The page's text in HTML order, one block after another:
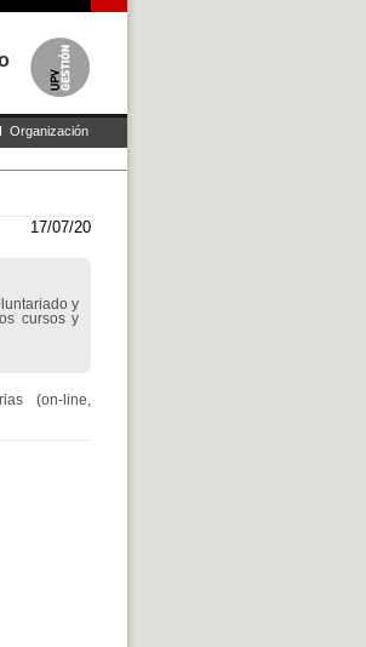
I Organización
17/07/20
y
cursos y
(on-line,